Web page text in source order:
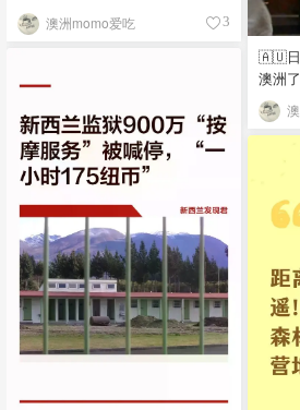
澳洲momo爱吃 3
🇦🇺日
澳洲